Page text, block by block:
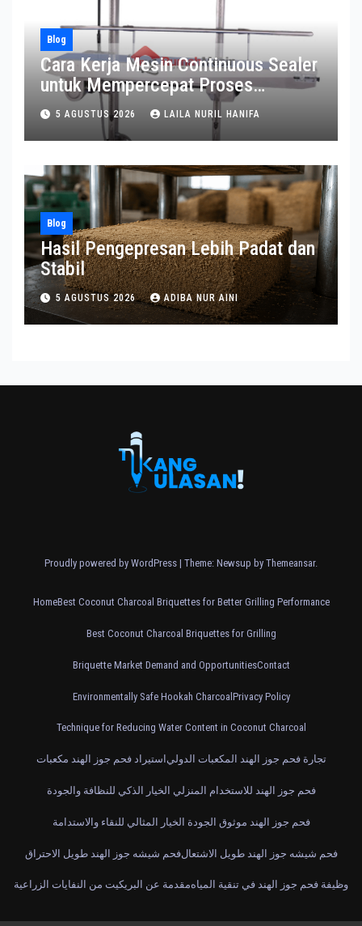
Blog
Cara Kerja Mesin Continuous Sealer
untuk Mempercepat Proses
Pengemasan
5 AGUSTUS 2026 LAILA NURIL HANIFA
Blog
Hasil Pengepresan Lebih Padat dan
Stabil
5 AGUSTUS 2026 ADIBA NUR AINI
Proudly powered by WordPress | Theme: Newsup by Themeansar.
HomeBest Coconut Charcoal Briquettes for Better Grilling Performance
Best Coconut Charcoal Briquettes for Grilling
Briquette Market Demand and OpportunitiesContact
Environmentally Safe Hookah CharcoalPrivacy Policy
Technique for Reducing Water Content in Coconut Charcoal
استيراد فحم جوز الهند مكعبات تجارة فحم جوز الهند المكعبات الدولي
فحم جوز الهند للاستخدام المنزلي الخيار الذكي للنظافة والجودة
فحم جوز الهند موثوق الجودة الخيار المثالي للنقاء والاستدامة
فحم شيشه جوز الهند طويل الاحتراقفحم شيشه جوز الهند طويل الاشتعال
مقدمة عن البريكيت من النفايات الزراعيةوظيفة فحم جوز الهند في تنقية المياه